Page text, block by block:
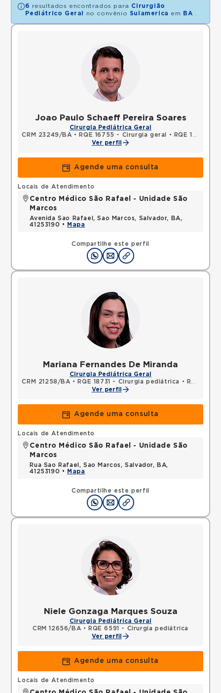
6 resultados encontrados para Cirurgião
Pediátrico Geral
no convênio Sulamerica em BA
Joao Paulo Schaeff Pereira Soares
Cirurgia Pediátrica Geral
CRM 23249/BA • RQE 16755 - Cirurgia geral •
RQE 16756 - Cirurgia pediátrica
Ver perfil
Agende uma consulta
Compartilhe este perfil
Locais de Atendimento
Centro Médico São Rafael - Unidade São
Marcos
Avenida Sao Rafael, Sao Marcos, Salvador, BA,
41253190 •
Mapa
Mariana Fernandes De Miranda
Cirurgia Pediátrica Geral
CRM 21258/BA • RQE 18731 - Cirurgia pediátrica •
RQE 28293 - Cirurgia geral
Ver perfil
Agende uma consulta
Compartilhe este perfil
Locais de Atendimento
Centro Médico São Rafael - Unidade São
Marcos
Rua Sao Rafael, Sao Marcos, Salvador, BA,
41253190 •
Mapa
Niele Gonzaga Marques Souza
Cirurgia Pediátrica Geral
CRM 12656/BA •
RQE 6591 - Cirurgia pediátrica
Ver perfil
Agende uma consulta
Locais de Atendimento